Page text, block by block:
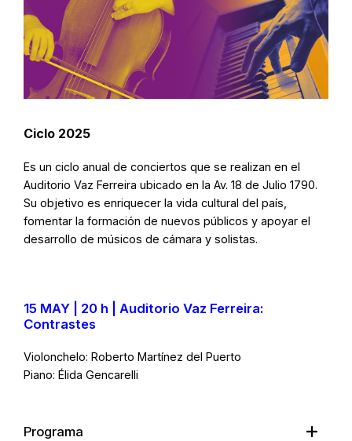
Ciclo 2025
Es un ciclo anual de conciertos que se realizan en el
Auditorio Vaz Ferreira ubicado en la Av. 18 de Julio 1790.
Su objetivo es enriquecer la vida cultural del país,
fomentar la formación de nuevos públicos y apoyar el
desarrollo de músicos de cámara y solistas.
15 MAY | 20 h | Auditorio Vaz Ferreira:
Contrastes
Violonchelo: Roberto Martínez del Puerto
Piano: Élida Gencarelli
Programa